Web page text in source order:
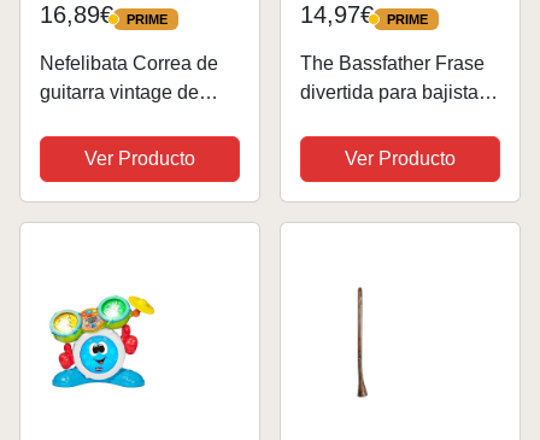
16,89€ PRIME
PRIME
Nefelibata Correa de
guitarra vintage de
de piel auténtica para
bajo, eléctrico y
acústico, con botón de
Ver Producto
14,97€ PRIME
PRIME
The Bassfather Frase
divertida para bajista
Ver Producto